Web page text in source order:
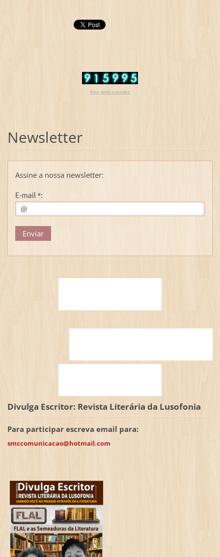
free web counter
Newsletter
Assine a nossa newsletter:
E-mail *:
Divulga Escritor: Revista Literária da Lusofonia
Para participar escreva email para:
smccomunicacao@hotmail.com